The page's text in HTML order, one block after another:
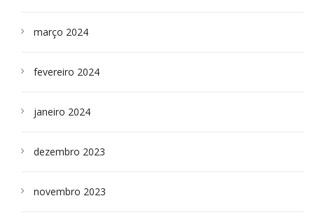
março 2024
fevereiro 2024
janeiro 2024
dezembro 2023
novembro 2023